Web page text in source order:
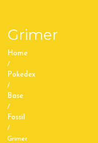
Grimer
Home
/
Pokedex
/
Base
/
Fossil
/
Grimer